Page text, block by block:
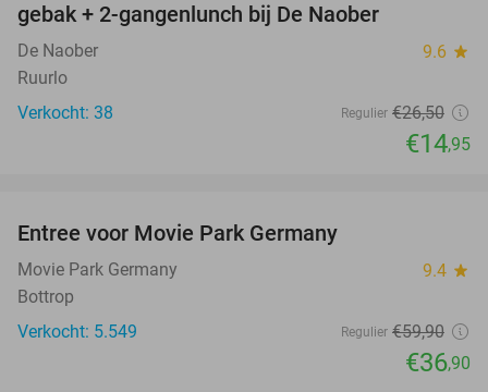
gebak + 2-gangenlunch bij De Naober
De Naober 9.6 star
Ruurlo
Verkocht: 38
Regulier €26,50
€14,95
Entree voor Movie Park Germany
Movie Park Germany 9.4 star
Bottrop
Verkocht: 5.549
Regulier €59,90
€36,90